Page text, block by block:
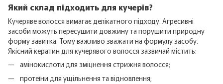
Який склад підходить для кучерів?
Кучеряве волосся вимагає делікатного підходу. Агресивні
засоби можуть пересушити довжину та порушити природну
форму завитка. Тому важливо зважати на формулу засобу.
Якісний кератин для кучерявого волосся зазвичай містить:
амінокислоти для зміцнення стрижня волосся;
протеїни для ущільнення та відновлення;